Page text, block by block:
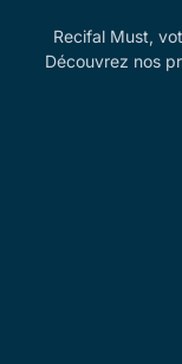
Recifal Must,
Découvrez nos